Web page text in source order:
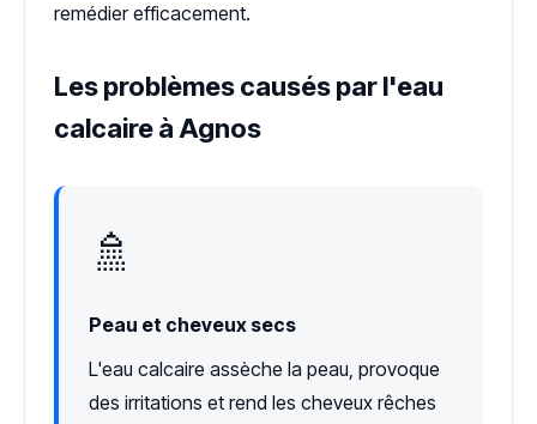
remédier efficacement.
Les problèmes causés par l'eau
calcaire à Agnos
🚿
Peau et cheveux secs
L'eau calcaire assèche la peau, provoque
des irritations et rend les cheveux rêches